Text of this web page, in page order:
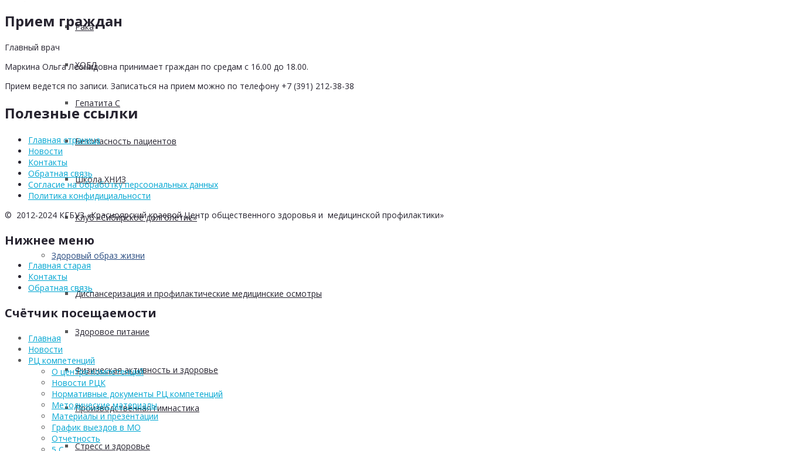
Рака
ХОБЛ
Гепатита С
Безопасность пациентов
Школа ХНИЗ
Клуб «Сибирское долголетие»
Здоровый образ жизни
Диспансеризация и профилактические медицинские осмотры
Здоровое питание
Физическая активность и здоровье
Производственная гимнастика
Стресс и здоровье
Прием граждан
Главный врач
Маркина Ольга Леонидовна принимает граждан по средам с 16.00 до 18.00.
Прием ведется по записи. Записаться на прием можно по телефону +7 (391) 212-38-38
Полезные ссылки
Главная страница
Новости
Контакты
Обратная связь
Согласие на обработку персоональных данных
Политика конфидициальности
© 2012-2024 КГБУЗ «Красноярский краевой Центр общественного здоровья и медицинской профилактики»
Нижнее меню
Главная старая
Контакты
Обратная связь
Счётчик посещаемости
Главная
Новости
РЦ компетенций
О центре компетенций
Новости РЦК
Нормативные документы РЦ компетенций
Методические материалы
Материалы и презентации
График выездов в МО
Отчетность